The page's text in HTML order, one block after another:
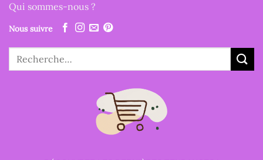
Qui sommes-nous ?
Nous suivre
Recherche
pour :